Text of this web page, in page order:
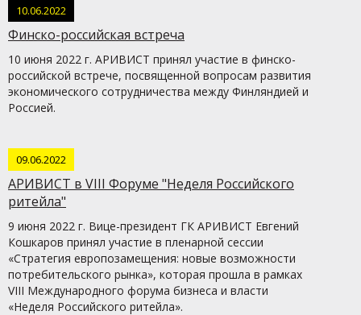
10.06.2022
Финско-российская встреча
10 июня 2022 г. АРИВИСТ принял участие в финско-
российской встрече, посвященной вопросам развития
экономического сотрудничества между Финляндией и
Россией.
09.06.2022
АРИВИСТ в VIII Форуме "Неделя Российского
ритейла"
9 июня 2022 г. Вице-президент ГК АРИВИСТ Евгений
Кошкаров принял участие в пленарной сессии
«Стратегия европозамещения: новые возможности
потребительского рынка», которая прошла в рамках
VIII Международного форума бизнеса и власти
«Неделя Российского ритейла».